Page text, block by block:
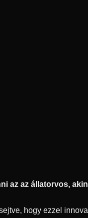
az az állatorvos,
hogy ezzel